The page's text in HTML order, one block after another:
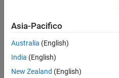
Asia-Pacifico
Australia (English)
India (English)
New Zealand (English)